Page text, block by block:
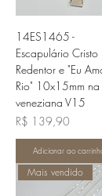
14ES1465 -
Escapulário Cristo
Redentor e "Eu
Rio" 10x15mm na
veneziana V15
Preço
R$ 139,90
Adicionar ao
Mais vendido